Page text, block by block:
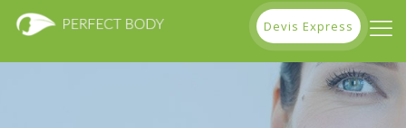
Devis Express